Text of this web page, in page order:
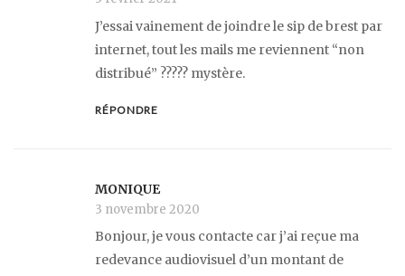
J’essai vainement de joindre le sip de brest par
internet, tout les mails me reviennent “non
distribué” ????? mystère.
RÉPONDRE
MONIQUE
3 novembre 2020
Bonjour, je vous contacte car j’ai reçue ma
redevance audiovisuel d’un montant de